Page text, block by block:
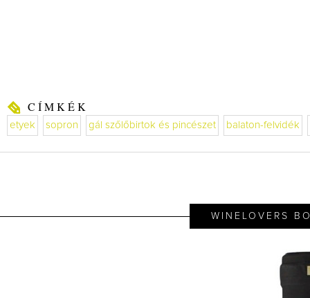
CÍMKÉK
etyek sopron gál szőlőbirtok és pincészet balaton-felvidék
WINELOVERS